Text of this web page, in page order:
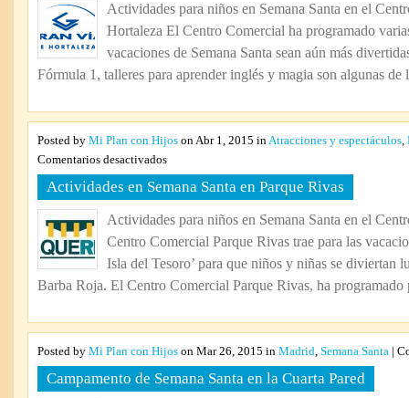
Santa
en
de
Actividades para niños en Semana Santa en el
Hortaleza El Centro Comercial ha programado
vacaciones de Semana Santa sean aún más
Fórmula 1, talleres para aprender inglés y magia son algunas de
Posted by Mi Plan con Hijos on Abr 1, 2015 inAtracciones y espectáculos,
Comentarios desactivadosen
Actividades
en
Santa
en
Actividades en Semana Santa en Parque Rivas
Actividades para niños en Semana Santa en el
Centro Comercial Parque Rivas trae para las
Isla del Tesoro’ para que niños y niñas se diviertan
Barba Roja. El Centro Comercial Parque Rivas, ha programado
Posted by Mi Plan con Hijos on Mar 26, 2015 in Madrid, Semana Santa
Campamento de Semana Santa en la Cuarta Pared